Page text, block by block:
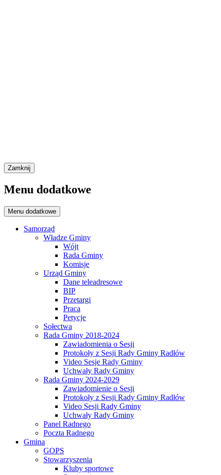
Zamknij
Menu dodatkowe
Menu dodatkowe
Samorząd
Władze Gminy
Wójt
Rada Gminy
Komisje
Urząd Gminy
Dane teleadresowe
BIP
Przetargi
Praca
Petycje
Sołectwa
Rada Gminy 2018-2024
Zawiadomienia o Sesji
Protokoły z Sesji Rady Gminy Radłów
Video Sesje Rady Gminy
Uchwały Rady Gminy
Rada Gminy 2024-2029
Zawiadomienie o Sesji
Protokoły z Sesji Rady Gminy Radłów
Video Sesji Rady Gminy
Uchwały Rady Gminy
Panel Radnego
Poczta Radnego
Gmina
GOPS
Stowarzyszenia
Kluby sportowe